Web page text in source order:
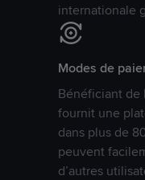
internationale
Modes de
Bénéficiant de
fournit une
dans plus de
peuvent
d’autres